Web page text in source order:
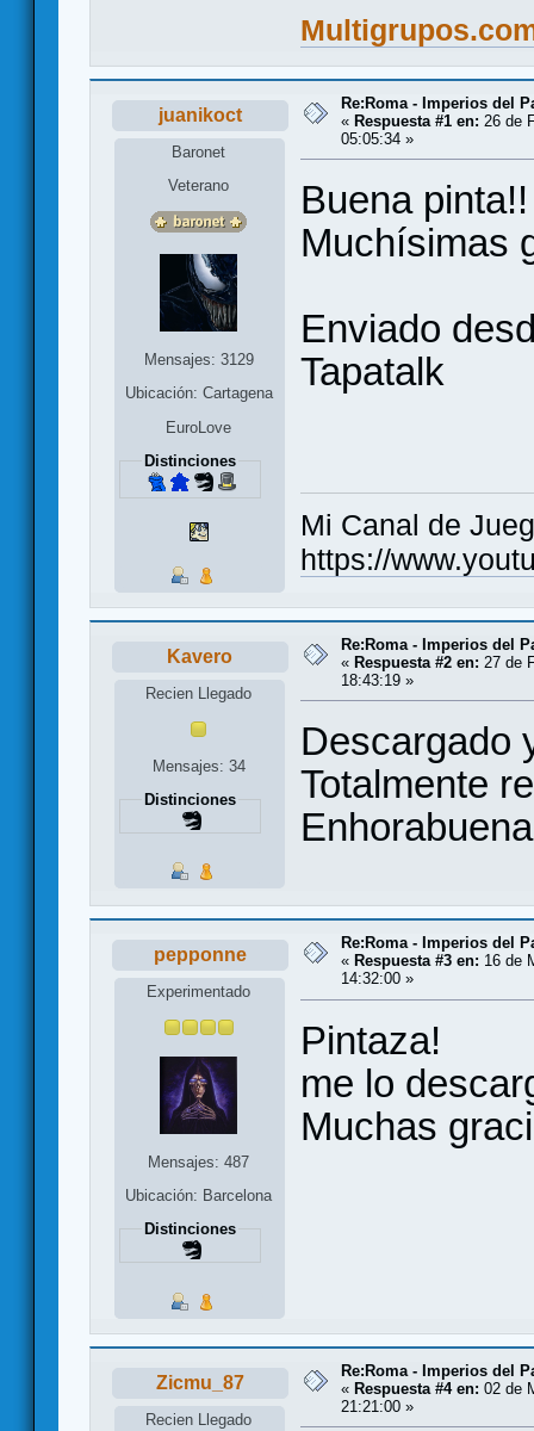
juanikoct
Baronet
Veterano
Mensajes: 3129
Ubicación: Cartagena
EuroLove
Distinciones
Re:Roma - Imperios del
« Respuesta #1 en: 26 de
05:05:34 »
Buena pinta!!
Muchísimas
Enviado
Tapatalk
Mi Canal de
https://
Kavero
Recien Llegado
Mensajes: 34
Distinciones
Re:Roma - Imperios del
« Respuesta #2 en: 27 de
18:43:19 »
Descargado
Totalmente
pepponne
Experimentado
Mensajes: 487
Ubicación: Barcelona
Distinciones
Re:Roma - Imperios del
« Respuesta #3 en: 16 de
14:32:00 »
Pintaza!
me lo
Muchas
Zicmu_87
Recien Llegado
Re:Roma - Imperios del
« Respuesta #4 en: 02 de
21:21:00 »